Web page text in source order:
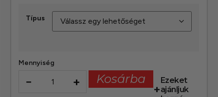
Típus
Mennyiség
− + Kosárba
Ezeket
ajánljuk